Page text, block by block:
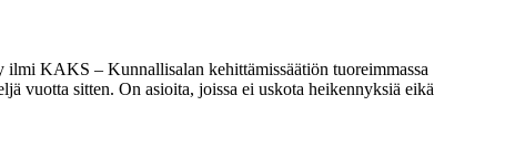
ilmi KAKS – Kunnallisalan kehittämissäätiön tuoreimmassa
vuotta sitten. On asioita, joissa ei uskota heikennyksiä eikä